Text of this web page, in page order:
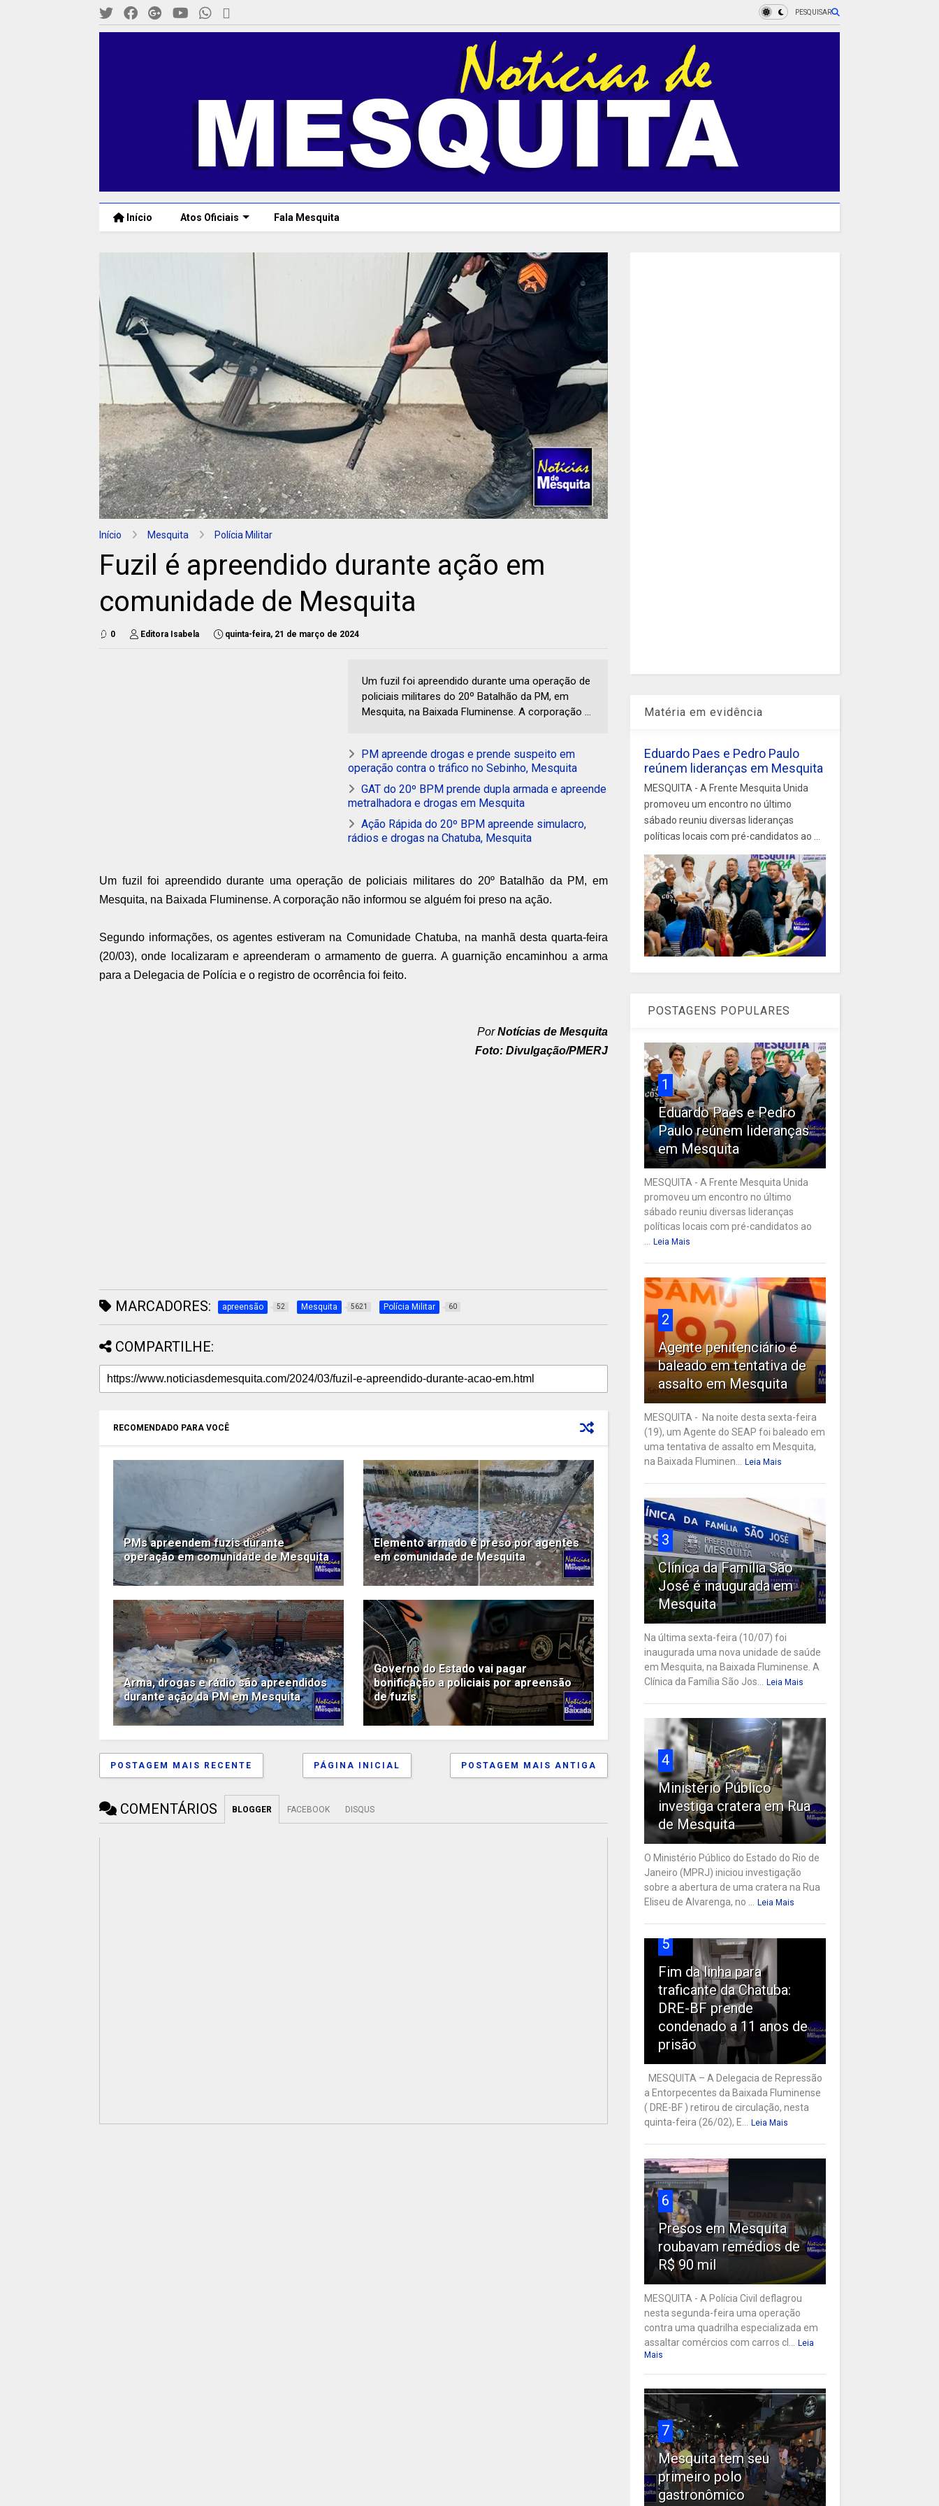
PESQUISAR
Início Atos Oficiais Fala Mesquita
Início Mesquita Polícia Militar
Fuzil é apreendido durante ação em
comunidade de Mesquita
0 Editora Isabela quinta-feira, 21 de março de 2024
Um fuzil foi apreendido durante uma operação de
policiais militares do 20º Batalhão da PM, em
Mesquita, na Baixada Fluminense. A corporação ...
PM apreende drogas e prende suspeito em
operação contra o tráfico no Sebinho, Mesquita
GAT do 20º BPM prende dupla armada e apreende
metralhadora e drogas em Mesquita
Ação Rápida do 20º BPM apreende simulacro,
rádios e drogas na Chatuba, Mesquita
Um fuzil foi apreendido durante uma operação de policiais militares do 20º Batalhão da PM, em
Mesquita, na Baixada Fluminense. A corporação não informou se alguém foi preso na ação.
Segundo informações, os agentes estiveram na Comunidade Chatuba, na manhã desta quarta-feira
(20/03), onde localizaram e apreenderam o armamento de guerra. A guarnição encaminhou a arma
para a Delegacia de Polícia e o registro de ocorrência foi feito.
PorNotícias de Mesquita
Foto: Divulgação/PMERJ
MARCADORES: apreensão 52 Mesquita 5621 Polícia Militar 60
COMPARTILHE:
RECOMENDADO PARA VOCÊ
PMs apreendem fuzis durante
operação em comunidade de Mesquita
Elemento armado é preso por agentes
em comunidade de Mesquita
Arma, drogas e rádio são apreendidos
durante ação da PM em Mesquita
Governo do Estado vai pagar
bonificação a policiais por apreensão
de fuzis
POSTAGEM MAIS RECENTE POSTAGEM MAIS ANTIGA
PÁGINA INICIAL
COMENTÁRIOS BLOGGER FACEBOOK DISQUS
Matéria em evidência
Eduardo Paes e Pedro Paulo
reúnem lideranças em Mesquita
MESQUITA - A Frente Mesquita Unida
promoveu um encontro no último
sábado reuniu diversas lideranças
políticas locais com pré-candidatos ao ...
POSTAGENS POPULARES
1
Eduardo Paes e Pedro
Paulo reúnem lideranças
em Mesquita
MESQUITA - A Frente Mesquita Unida
promoveu um encontro no último
sábado reuniu diversas lideranças
políticas locais com pré-candidatos ao
... Leia Mais
2
Agente penitenciário é
baleado em tentativa de
assalto em Mesquita
MESQUITA - Na noite desta sexta-feira
(19), um Agente do SEAP foi baleado em
uma tentativa de assalto em Mesquita,
na Baixada Fluminen... Leia Mais
3
Clínica da Família São
José é inaugurada em
Mesquita
Na última sexta-feira (10/07) foi
inaugurada uma nova unidade de saúde
em Mesquita, na Baixada Fluminense. A
Clínica da Família São Jos... Leia Mais
4
Ministério Público
investiga cratera em Rua
de Mesquita
O Ministério Público do Estado do Rio de
Janeiro (MPRJ) iniciou investigação
sobre a abertura de uma cratera na Rua
Eliseu de Alvarenga, no ... Leia Mais
5
Fim da linha para
traficante da Chatuba:
DRE-BF prende
condenado a 11 anos de
prisão
MESQUITA – A Delegacia de Repressão
a Entorpecentes da Baixada Fluminense
( DRE-BF ) retirou de circulação, nesta
quinta-feira (26/02), E... Leia Mais
6
Presos em Mesquita
roubavam remédios de
R$ 90 mil
MESQUITA - A Polícia Civil deflagrou
nesta segunda-feira uma operação
contra uma quadrilha especializada em
assaltar comércios com carros cl... Leia
Mais
7
Mesquita tem seu
primeiro polo
gastronômico